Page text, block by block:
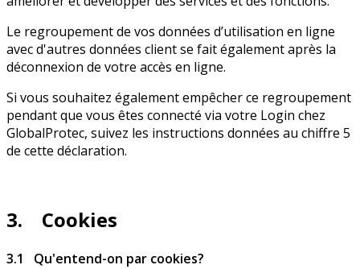
Le regroupement de vos données d’utilisation en ligne
avec d'autres données client se fait également après la
déconnexion de votre accès en ligne.
Si vous souhaitez également empêcher ce regroupement
pendant que vous êtes connecté via votre Login chez
GlobalProtec, suivez les instructions données au chiffre 5
de cette déclaration.
3. Cookies
3.1 Qu'entend-on par cookies?